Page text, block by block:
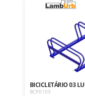
BICICLETÁRIO 03
BCP0103